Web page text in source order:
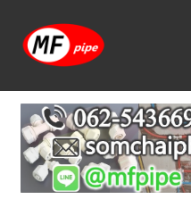
Skip
to
Skip
to
หน้าแรก
ร้านค้า
วิธีการเดินท่อ PAP